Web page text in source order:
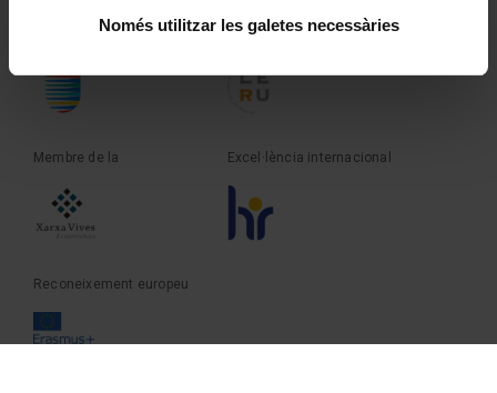
Només utilitzar les galetes necessàries
Fundadora de la Membre de la
Membre de la Excel·lència internacional
Reconeixement europeu